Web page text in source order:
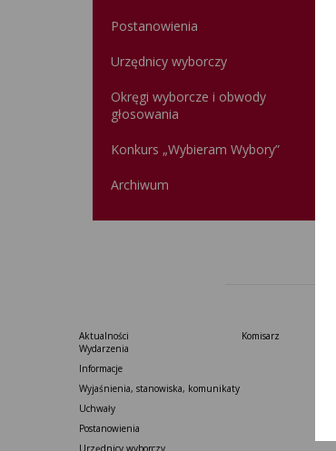
Postanowienia
Urzędnicy wyborczy
Okręgi wyborcze i obwody
głosowania
Konkurs „Wybieram Wybory”
Archiwum
Aktualności
Wydarzenia
Informacje
Wyjaśnienia, stanowiska, komunikaty
Uchwały
Postanowienia
Urzędnicy wyborczy
Komisarz